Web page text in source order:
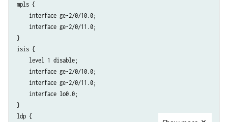
    }
ge-2/0/11 {
    unit 0 {
        family inet {
            address 192.0.2.3/24;
        }
        family iso;
        family mpls;
    }
}
mpls {
    interface ge-2/0/10.0;
    interface ge-2/0/11.0;
}
isis {
    level 1 disable;
    interface ge-2/0/10.0;
    interface ge-2/0/11.0;
    interface lo0.0;
}
ldp {